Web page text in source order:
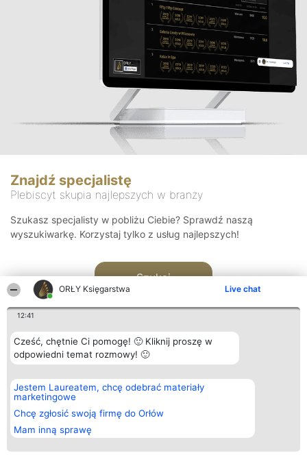
ORŁY Księgarstwa Live chat
12:41
Cześć, chętnie Ci pomogę! 🙂 Kliknij proszę w
odpowiedni temat rozmowy! 🙂
Jestem Laureatem, chcę odebrać materiały
marketingowe
Chcę zgłosić swoją firmę do Orłów
Mam inną sprawę
Znajdź specjalistę
Plebiscyt skupia najlepszych w branży
Szukasz specjalisty w pobliżu Ciebie? Sprawdź naszą
wyszukiwarkę. Korzystaj tylko z usług najlepszych!
Szukaj
Organizator plebiscytu
Bright Side Solutions sp. z o.
o. sp. k.
ul. Ruska 22
Wrocław 50-079
KRS 0000749100 | Regon
381313360 | NIP 8943132676
Plebiscyt
Laureaci
wszystkich
Laureatów
Regulamin
Kontakt
Kontakt